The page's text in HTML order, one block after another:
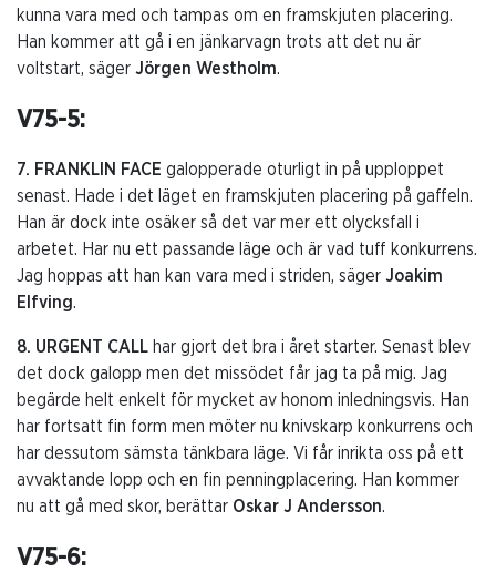
kunna vara med och tampas om en framskjuten placering.
Han kommer att gå i en jänkarvagn trots att det nu är
voltstart, säger Jörgen Westholm.
V75-5:
7. FRANKLIN FACE galopperade oturligt in på upploppet
senast. Hade i det läget en framskjuten placering på gaffeln.
Han är dock inte osäker så det var mer ett olycksfall i
arbetet. Har nu ett passande läge och är vad tuff konkurrens.
Jag hoppas att han kan vara med i striden, säger Joakim
Elfving.
8. URGENT CALL har gjort det bra i året starter. Senast blev
det dock galopp men det missödet får jag ta på mig. Jag
begärde helt enkelt för mycket av honom inledningsvis. Han
har fortsatt fin form men möter nu knivskarp konkurrens och
har dessutom sämsta tänkbara läge. Vi får inrikta oss på ett
avvaktande lopp och en fin penningplacering. Han kommer
nu att gå med skor, berättar Oskar J Andersson.
V75-6: